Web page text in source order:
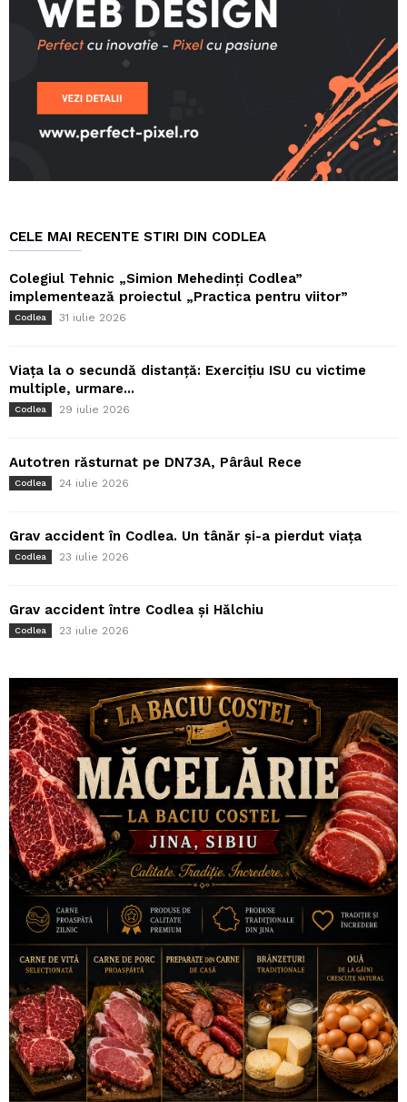
CELE MAI RECENTE STIRI DIN CODLEA
Colegiul Tehnic „Simion Mehedinți Codlea”
implementează proiectul „Practica pentru viitor”
Codlea 31 iulie 2026
Viața la o secundă distanță: Exercițiu ISU cu victime
multiple, urmare...
Codlea 29 iulie 2026
Autotren răsturnat pe DN73A, Pârâul Rece
Codlea 24 iulie 2026
Grav accident în Codlea. Un tânăr și-a pierdut viața
Codlea 23 iulie 2026
Grav accident între Codlea și Hălchiu
Codlea 23 iulie 2026